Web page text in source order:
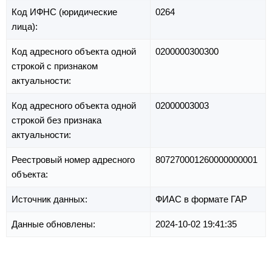
Код ИФНС (юридические
лица):
0264
Код адресного объекта одной
строкой с признаком
актуальности:
0200000300300
Код адресного объекта одной
строкой без признака
актуальности:
02000003003
Реестровый номер адресного
объекта:
807270001260000000001
Источник данных: ФИАС в формате ГАР
Данные обновлены: 2024-10-02 19:41:35